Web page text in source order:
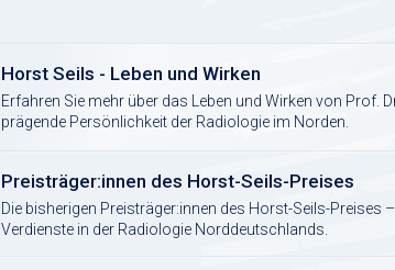
Horst Seils - Leben und Wirken
Erfahren Sie mehr über das Leben und Wirken von Prof.
prägende Persönlichkeit der Radiologie im Norden.
Preisträger:innen des Horst-Seils-Preises
Die bisherigen Preisträger:innen des Horst-Seils-Preises
Verdienste in der Radiologie Norddeutschlands.